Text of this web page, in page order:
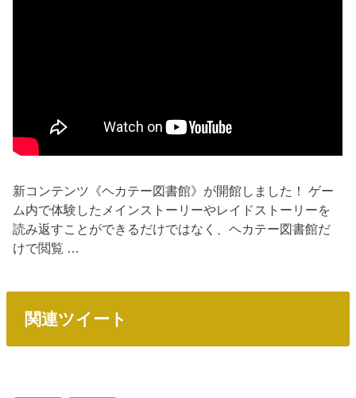
新コンテンツ《ヘカテー図書館》が開館しました！ ゲー
ム内で体験したメインストーリーやレイドストーリーを
読み返すことができるだけではなく、ヘカテー図書館だ
けで閲覧 …
関連ツイート